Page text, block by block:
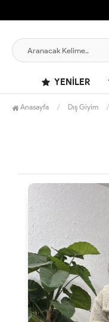
YENILER
Anasayfa Dış Giyim